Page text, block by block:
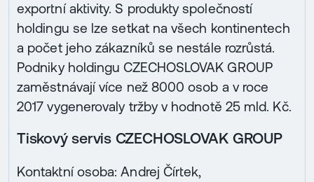
exportní aktivity. S produkty společností
holdingu se lze setkat na všech kontinentech
a počet jeho zákazníků se nestále rozrůstá.
Podniky holdingu CZECHOSLOVAK GROUP
zaměstnávají více než 8000 osob a v roce
2017 vygenerovaly tržby v hodnotě 25 mld. Kč.
Tiskový servis CZECHOSLOVAK GROUP
Kontaktní osoba: Andrej Čírtek,